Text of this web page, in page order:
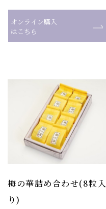
オンライン購入
はこちら
梅の華詰め合わせ(8粒入
り)